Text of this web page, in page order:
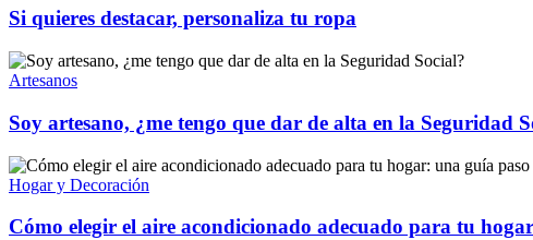
Si quieres destacar, personaliza tu ropa
Artesanos
Soy artesano, ¿me tengo que dar de alta en la Seguridad
Hogar y Decoración
Cómo elegir el aire acondicionado adecuado para tu